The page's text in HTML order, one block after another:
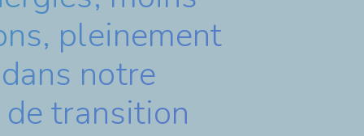
pleinement
notre
transition